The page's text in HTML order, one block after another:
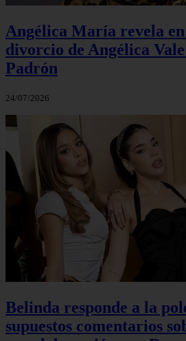
Angélica María revela en
divorcio de Angélica
Padrón
24/07/2026
Belinda responde a la
supuestos comentarios